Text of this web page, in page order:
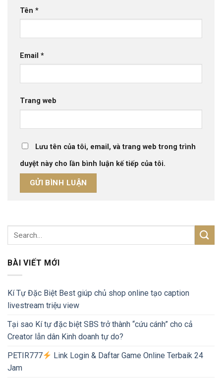
Tên *
Email *
Trang web
Lưu tên của tôi, email, và trang web trong trình
duyệt này cho lần bình luận kế tiếp của tôi.
BÀI VIẾT MỚI
Kí Tự Đặc Biệt Best giúp chủ shop online tạo caption
livestream triệu view
Tại sao Kí tự đặc biệt SBS trở thành “cứu cánh” cho cả
Creator lẫn dân Kinh doanh tự do?
PETIR777
Link Login & Daftar Game Online Terbaik 24
Jam